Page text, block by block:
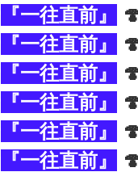
『一往直前』
『一往直前』
『一往直前』
『一往直前』
『一往直前』
『一往直前』